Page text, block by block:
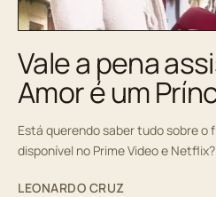
Vale a pena
Amor é um
Está querendo saber tudo sobre o
disponível no Prime Video e
LEONARDO CRUZ